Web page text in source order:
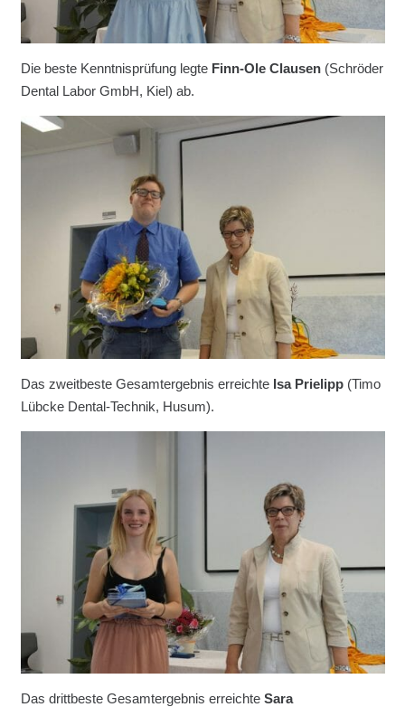
Die beste Kenntnisprüfung legte Finn-Ole Clausen(Schröder
Dental Labor GmbH, Kiel) ab.
Das zweitbeste Gesamtergebnis erreichte Isa Prielipp(Timo
Lübcke Dental-Technik, Husum).
Das drittbeste Gesamtergebnis erreichte Sara